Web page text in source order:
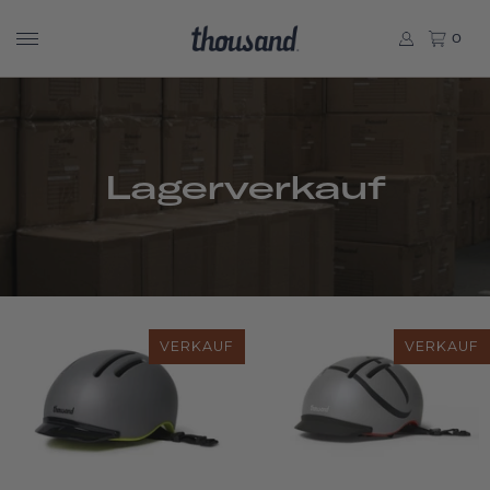
0
Lagerverkauf
VERKAUF VERKAUF